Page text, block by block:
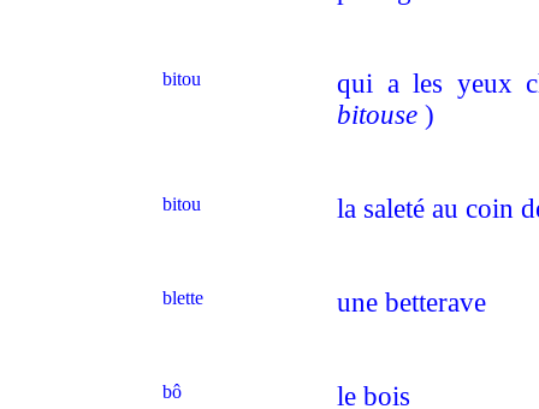
bitou
qui a les yeux
bitouse )
bitou la saleté au coin
blette une betterave
bô le bois